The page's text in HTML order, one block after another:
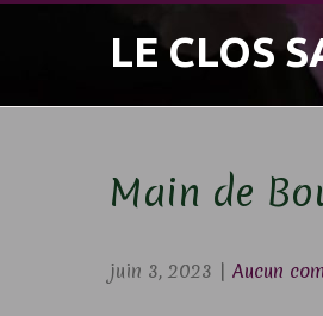
LE CLOS
Main de
juin 3, 2023 | Aucun